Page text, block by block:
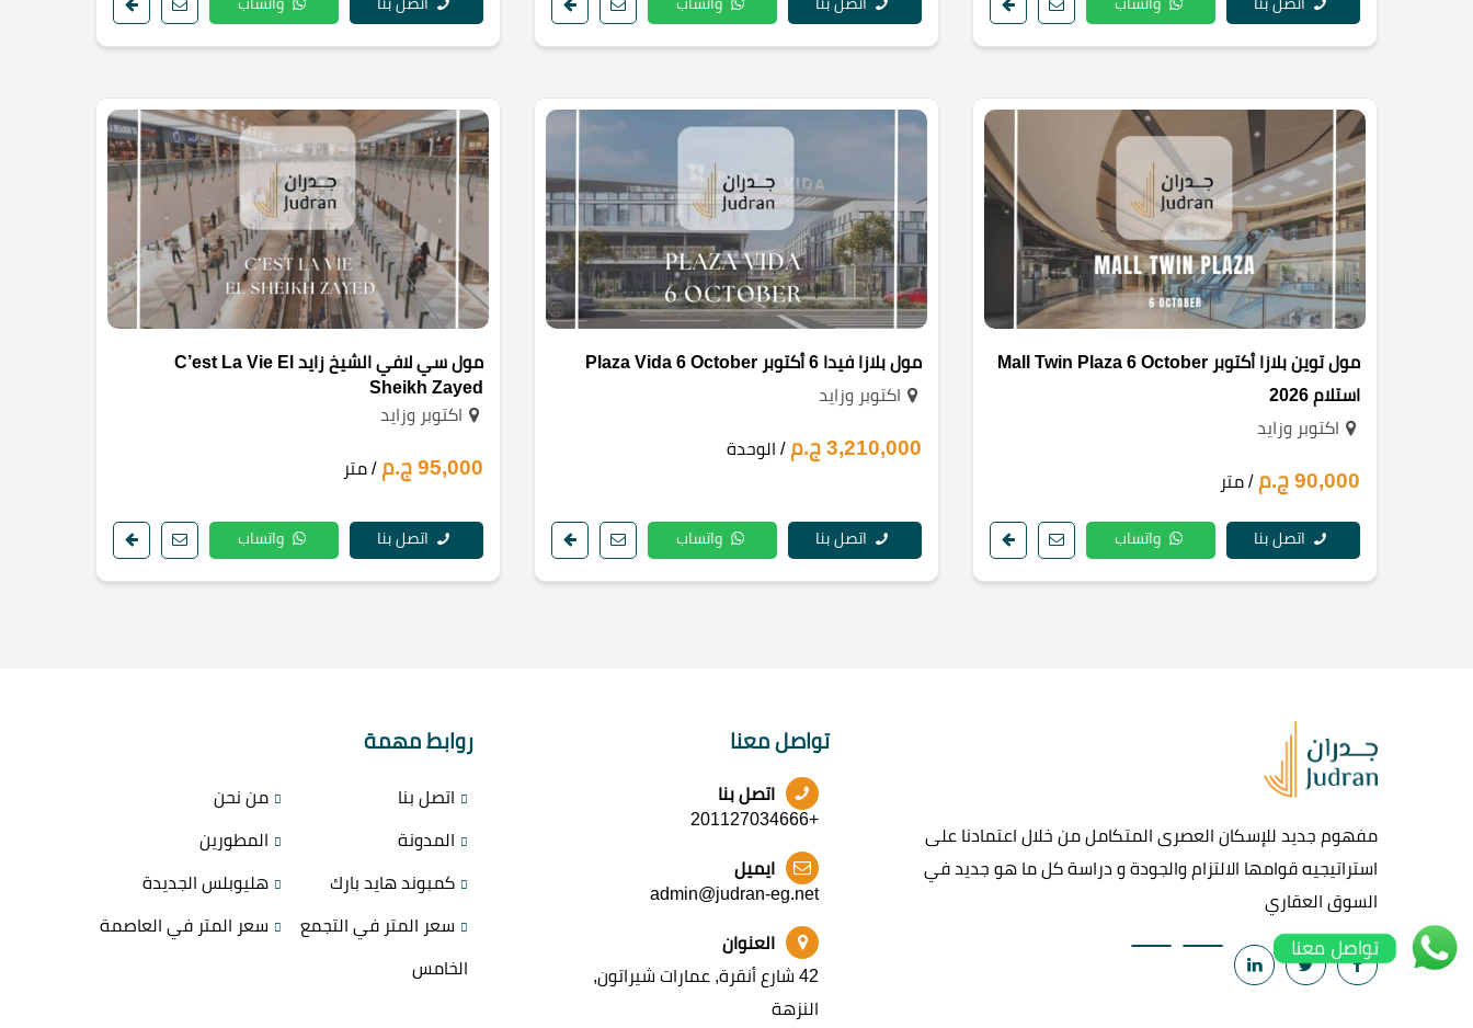
مول توين بلازا أكتوبر Mall Twin Plaza 6 October
استلام 2026
اكتوبر وزايد
90,000 ج.م / متر
اتصل بنا واتساب
مول بلازا فيدا 6 أكتوبر Plaza Vida 6 October
اكتوبر وزايد
3,210,000 ج.م / الوحدة
اتصل بنا واتساب
مول سي لافي الشيخ زايد C’est La Vie El
Sheikh Zayed
اكتوبر وزايد
95,000 ج.م / متر
اتصل بنا واتساب
مفهوم جديد للإسكان العصرى المتكامل من خلال اعتمادنا على
استراتيجيه قوامها الالتزام والجودة و دراسة كل ما هو جديد في
السوق العقاري
تواصل معنا
اتصل بنا
+201127034666
ايميل
admin@judran-eg.net
العنوان
42 شارع أنقرة, عمارات شيراتون,
النزهة
روابط مهمة
اتصل بنا من نحن
المدونة المطورين
كمبوند هايد بارك هليوبلس الجديدة
سعر المتر في التجمع
الخامس
سعر المتر في العاصمة
تواصل معنا